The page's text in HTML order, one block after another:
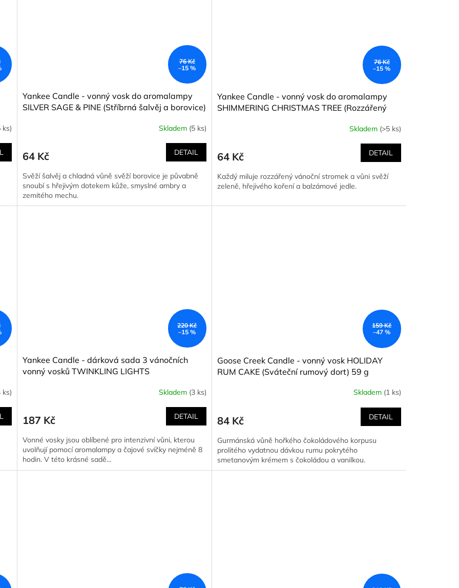
ks)
76 Kč
–15 %
Yankee Candle - vonný vosk do aromalampy
SILVER SAGE & PINE (Stříbrná šalvěj a borovice)
Skladem (5 ks)
64 Kč DETAIL
Svěží šalvěj a chladná vůně svěží borovice je půvabně
snoubí s hřejivým dotekem kůže, smyslné ambry a
zemitého mechu.
76 Kč
–15 %
Yankee Candle - vonný vosk do aromalampy
SHIMMERING CHRISTMAS TREE (Rozzářený
Skladem (>5 ks)
64 Kč DETAIL
Každý miluje rozzářený vánoční stromek a vůni svěží
zeleně, hřejivého koření a balzámové jedle.
ks)
220 Kč
–15 %
Yankee Candle - dárková sada 3 vánočních
vonný vosků TWINKLING LIGHTS
Skladem (3 ks)
187 Kč DETAIL
Vonné vosky jsou oblíbené pro intenzivní vůni, kterou
uvolňují pomocí aromalampy a čajové svíčky nejméně 8
hodin. V této krásné sadě...
159 Kč
–47 %
Goose Creek Candle - vonný vosk HOLIDAY
RUM CAKE (Sváteční rumový dort) 59 g
Skladem (1 ks)
84 Kč DETAIL
Gurmánská vůně hořkého čokoládového korpusu
prolitého vydatnou dávkou rumu pokrytého
smetanovým krémem s čokoládou a vanilkou.